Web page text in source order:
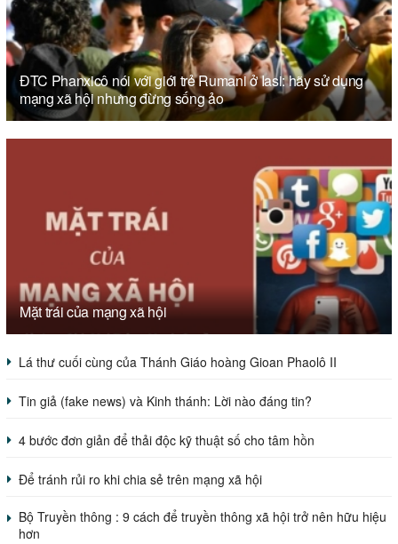
ĐTC Phanxicô nói với giới trẻ Rumani ở Iasi: hãy sử dụng
mạng xã hội nhưng đừng sống ảo
Mặt trái của mạng xã hội
Lá thư cuối cùng của Thánh Giáo hoàng Gioan Phaolô II
Tin giả (fake news) và Kinh thánh: Lời nào đáng tin?
4 bước đơn giản để thải độc kỹ thuật số cho tâm hồn
Để tránh rủi ro khi chia sẻ trên mạng xã hội
Bộ Truyền thông : 9 cách để truyền thông xã hội trở nên hữu hiệu
hơn